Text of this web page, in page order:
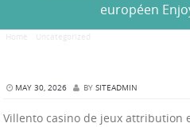
européen
Home Uncategorized
MAY 30, 2026 BY SITEADMIN
Villento casino de jeux attribution